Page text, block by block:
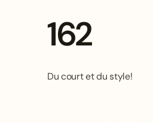
162
Du court et du style!